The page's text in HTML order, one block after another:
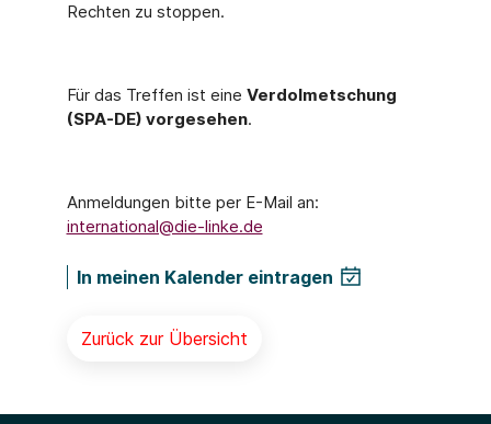
Rechten zu stoppen.
Für das Treffen ist eine Verdolmetschung
(SPA-DE) vorgesehen.
Anmeldungen bitte per E-Mail an:
international@die-linke.de
In meinen Kalender eintragen
Zurück zur Übersicht